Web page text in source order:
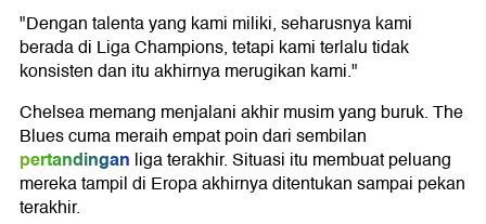
"Dengan talenta yang kami miliki, seharusnya kami
berada di Liga Champions, tetapi kami terlalu tidak
konsisten dan itu akhirnya merugikan kami."
Chelsea memang menjalani akhir musim yang buruk. The
Blues cuma meraih empat poin dari sembilan
pertandingan liga terakhir. Situasi itu membuat peluang
mereka tampil di Eropa akhirnya ditentukan sampai pekan
terakhir.